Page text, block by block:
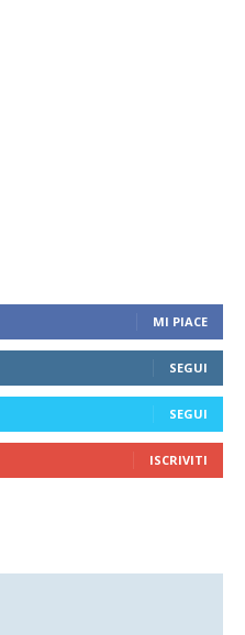
MI PIACE
SEGUI
SEGUI
ISCRIVITI